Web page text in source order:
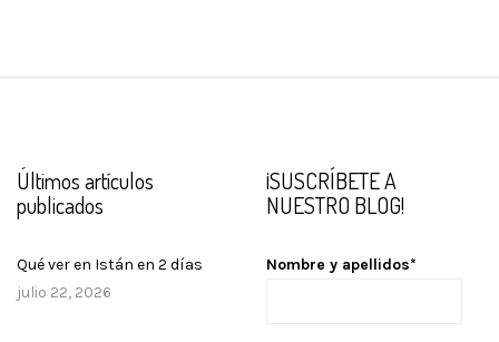
Últimos artículos
publicados
Qué ver en Istán en 2 días
julio 22, 2026
¡SUSCRÍBETE A
NUESTRO BLOG!
Nombre y apellidos*